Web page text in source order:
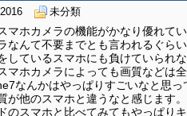
未分類
マホカメラの機能がかなり優れてい
なんて不要までとも言われるぐら
しているスマホにも負けていられ
マホカメラによっても画質などは
なんかはやっぱりすごいなと思っ
が他のスマホと違うなと感じます。
のスマホと比べてみてもやっぱり